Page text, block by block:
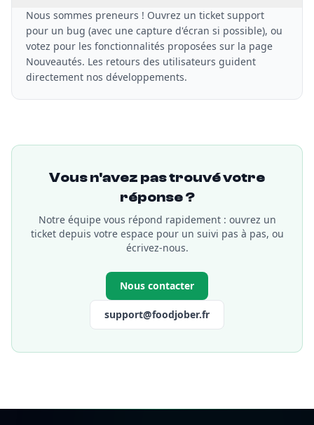
Nous sommes preneurs ! Ouvrez un ticket support
pour un bug (avec une capture d'écran si possible), ou
votez pour les fonctionnalités proposées sur la page
Nouveautés. Les retours des utilisateurs guident
directement nos développements.
Vous n'avez pas trouvé votre
réponse ?
Notre équipe vous répond rapidement : ouvrez un
ticket depuis votre espace pour un suivi pas à pas, ou
écrivez-nous.
Nous contacter
support@foodjober.fr